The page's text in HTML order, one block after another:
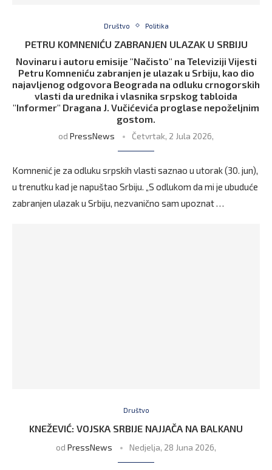
Društvo Politika
PETRU KOMNENIĆU ZABRANJEN ULAZAK U SRBIJU
Novinaru i autoru emisije "Načisto" na Televiziji Vijesti
Petru Komneniću zabranjen je ulazak u Srbiju, kao dio
najavljenog odgovora Beograda na odluku crnogorskih
vlasti da urednika i vlasnika srpskog tabloida
"Informer" Dragana J. Vučićevića proglase nepoželjnim
gostom.
od PressNews Četvrtak, 2 Jula 2026,
Komnenić je za odluku srpskih vlasti saznao u utorak (30. jun),
u trenutku kad je napuštao Srbiju. „S odlukom da mi je ubuduće
zabranjen ulazak u Srbiju, nezvanično sam upoznat …
Društvo
KNEŽEVIĆ: VOJSKA SRBIJE NAJJAČA NA BALKANU
od PressNews Nedjelja, 28 Juna 2026,